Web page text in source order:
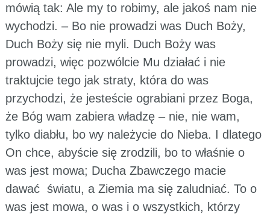
mówią tak: Ale my to robimy, ale jakoś nam nie
wychodzi. – Bo nie prowadzi was Duch Boży,
Duch Boży się nie myli. Duch Boży was
prowadzi, więc pozwólcie Mu działać i nie
traktujcie tego jak straty, która do was
przychodzi, że jesteście ograbiani przez Boga,
że Bóg wam zabiera władzę – nie, nie wam,
tylko diabłu, bo wy należycie do Nieba. I dlatego
On chce, abyście się zrodzili, bo to właśnie o
was jest mowa; Ducha Zbawczego macie
dawać światu, a Ziemia ma się zaludniać. To o
was jest mowa, o was i o wszystkich, którzy